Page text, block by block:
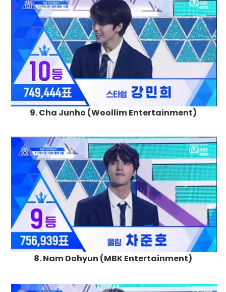
9. Cha Junho (Woollim Entertainment)
8. Nam Dohyun (MBK Entertainment)